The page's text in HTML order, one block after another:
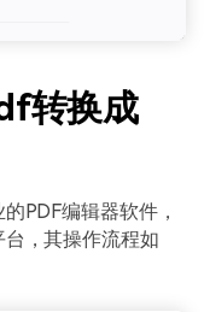
转换成
PDF编辑器软件，
，其操作流程如